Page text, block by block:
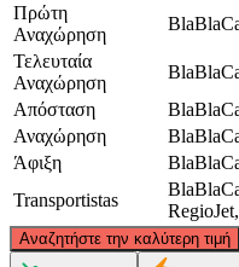
Πρώτη
Αναχώρηση
Τελευταία
Αναχώρηση
Απόσταση
Αναχώρηση
Άφιξη
Transportistas
Αναζητήστε την καλύτερη τιμή